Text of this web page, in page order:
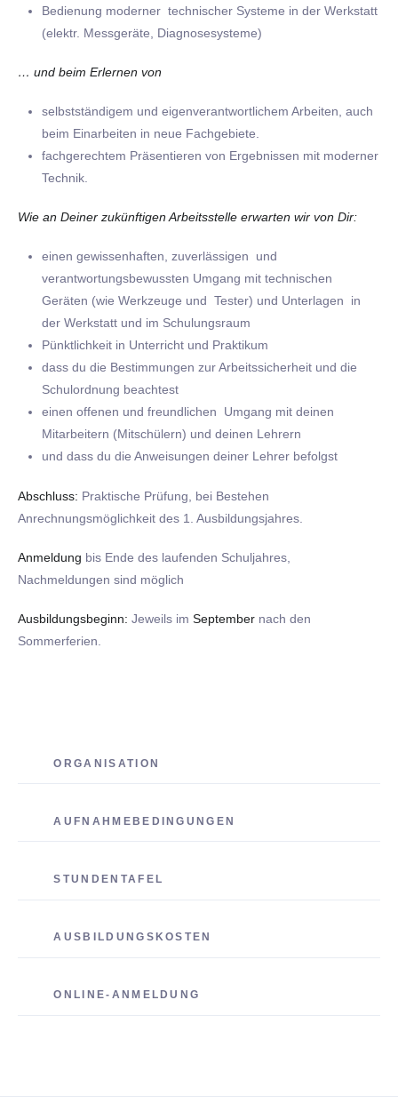
Bedienung moderner technischer Systeme in der Werkstatt
(elektr. Messgeräte, Diagnosesysteme)
… und beim Erlernen von
selbstständigem und eigenverantwortlichem Arbeiten, auch
beim Einarbeiten in neue Fachgebiete.
fachgerechtem Präsentieren von Ergebnissen mit moderner
Technik.
Wie an Deiner zukünftigen Arbeitsstelle erwarten wir von Dir:
einen gewissenhaften, zuverlässigen und
verantwortungsbewussten Umgang mit technischen
Geräten (wie Werkzeuge und Tester) und Unterlagen in
der Werkstatt und im Schulungsraum
Pünktlichkeit in Unterricht und Praktikum
dass du die Bestimmungen zur Arbeitssicherheit und die
Schulordnung beachtest
einen offenen und freundlichen Umgang mit deinen
Mitarbeitern (Mitschülern) und deinen Lehrern
und dass du die Anweisungen deiner Lehrer befolgst
Abschluss: Praktische Prüfung, bei Bestehen
Anrechnungsmöglichkeit des 1. Ausbildungsjahres.
Anmeldung bis Ende des laufenden Schuljahres,
Nachmeldungen sind möglich
Ausbildungsbeginn: Jeweils im September nach den
Sommerferien.
ORGANISATION
AUFNAHMEBEDINGUNGEN
STUNDENTAFEL
AUSBILDUNGSKOSTEN
ONLINE-ANMELDUNG